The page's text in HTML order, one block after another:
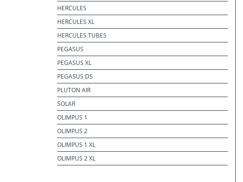
HERCULES
HERCULES XL
HERCULES TUBES
PEGASUS
PEGASUS XL
PEGASUS DS
PLUTON AIR
SOLAR
OLIMPUS 1
OLIMPUS 2
OLIMPUS 1 XL
OLIMPUS 2 XL